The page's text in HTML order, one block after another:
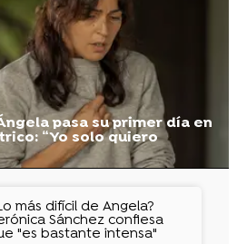
pasa su primer día en
“Yo solo quiero
más difícil de Ángela?
Sánchez confiesa
"es bastante intensa"